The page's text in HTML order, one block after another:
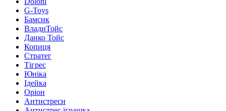
G-Toys
Бамсик
ВладиТойс
Данко Тойс
Копиця
Стратег
Тігрес
Юніка
Ідейка
Оріон
Антистреси